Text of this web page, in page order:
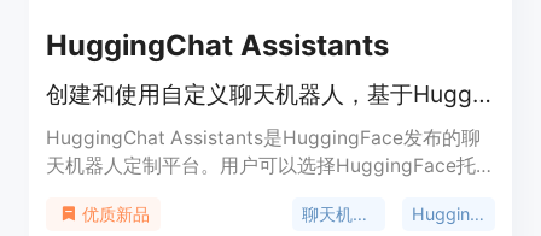
HuggingChat Assistants
创建和使用自定义聊天机器人，基于HuggingFace的开源模型。
HuggingChat Assistants是HuggingFace发布的聊
天机器人定制平台。用户可以选择HuggingFace托
于多个领域。
优质新品 聊天机器人 HuggingFace